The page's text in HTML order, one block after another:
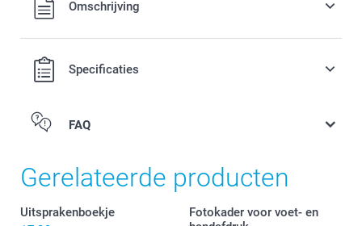
verzendkosten.Omschrijving
Specificaties
FAQ
Gerelateerde producten
Uitsprakenboekje
Fotokader voor voet- en